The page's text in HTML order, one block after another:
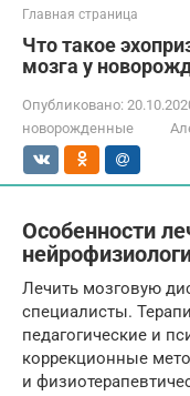
Главная страница
Что такое
мозга у
Опубликовано:
новорожденные
Особенности
Лечить мозговую
специалисты.
педагогические и
коррекционные
и